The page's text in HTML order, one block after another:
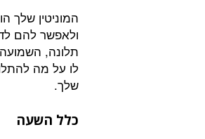
המוניטין
ולאפשר להם
תלונה,
לו על מה
שלך.
כלל השעה